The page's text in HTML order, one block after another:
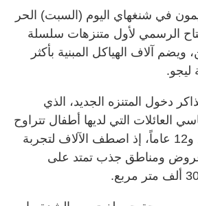
في شنغهاي اليوم (السبت) الحر
الرسمي لأول متنزهات سلسلة
ويضم آلاف الهياكل المبنية بأكثر
دخول المتنزه الجديد، الذي
التي لديها أطفال تتراوح
أعمارهم بين عامين و12 عاماً، إذ اصطف الآلاف لتجربة
لعبة وعروض ومناطق جذب تمتد على